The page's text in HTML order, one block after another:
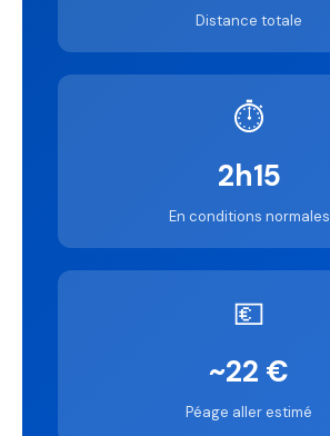
Distance totale
⏱️
2h15
En conditions normales
💶
~22 €
Péage aller estimé